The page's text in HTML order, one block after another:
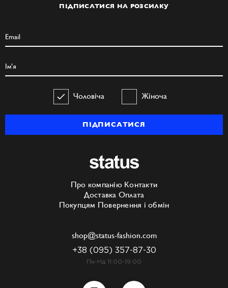
ПІДПИСАТИСЯ НА РОЗСИЛКУ
Чоловіча Жіноча
ПІДПИСАТИСЯ
Про компанію Контакти
Доставка Оплата
Покупцям Повернення і обмін
shop@status-fashion.com
+38 (095) 357-87-30
Пн-Нд 11:00-19:00